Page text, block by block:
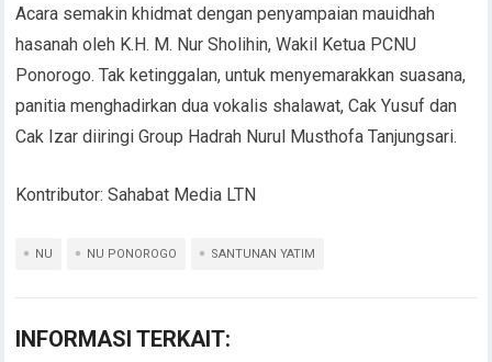
Acara semakin khidmat dengan penyampaian mauidhah
hasanah oleh K.H. M. Nur Sholihin, Wakil Ketua PCNU
Ponorogo. Tak ketinggalan, untuk menyemarakkan suasana,
panitia menghadirkan dua vokalis shalawat, Cak Yusuf dan
Cak Izar diiringi Group Hadrah Nurul Musthofa Tanjungsari.
Kontributor: Sahabat Media LTN
NU NU PONOROGO SANTUNAN YATIM
INFORMASI TERKAIT: